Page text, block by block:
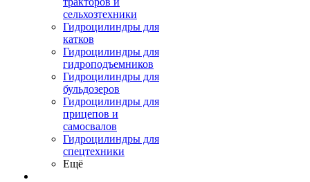
сельхозтехники
Гидроцилиндры для
катков
Гидроцилиндры для
гидроподъемников
Гидроцилиндры для
бульдозеров
Гидроцилиндры для
прицепов и
самосвалов
Гидроцилиндры для
спецтехники
Ещё